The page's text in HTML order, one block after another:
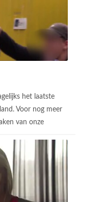
het laatste
Voor nog meer
van onze